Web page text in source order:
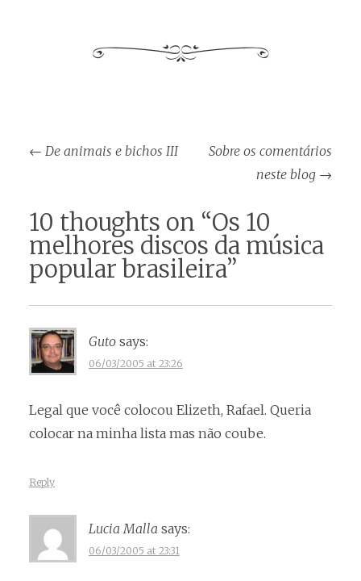
Post
← De animais e bichos III
Sobre os comentários
neste blog →
10 thoughts on “Os 10
melhores discos da música
popular brasileira”
Guto says:
06/03/2005 at 23:26
Legal que você colocou Elizeth, Rafael. Queria
colocar na minha lista mas não coube.
Reply
Lucia Malla says:
06/03/2005 at 23:31